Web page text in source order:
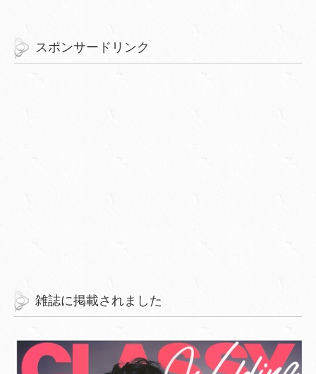
スポンサードリンク
雑誌に掲載されました